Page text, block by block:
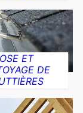
ET
DE